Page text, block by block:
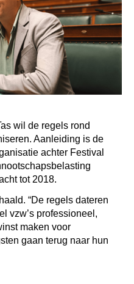
wil de regels rond
Aanleiding is de
achter Festival
tot 2018.
“De regels dateren
vzw’s professioneel,
maken voor
gaan terug naar hun